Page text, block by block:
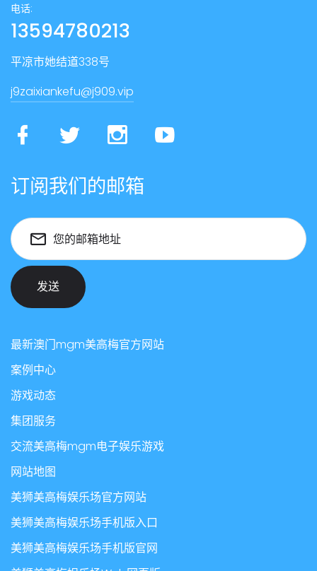
电话:
13594780213
平凉市她结道338号
j9zaixiankefu@j909.vip
订阅我们的邮箱
您的邮箱地址
发送
最新澳门mgm美高梅官方网站
案例中心
游戏动态
集团服务
交流美高梅mgm电子娱乐游戏
网站地图
美狮美高梅娱乐场官方网站
美狮美高梅娱乐场手机版入口
美狮美高梅娱乐场手机版官网